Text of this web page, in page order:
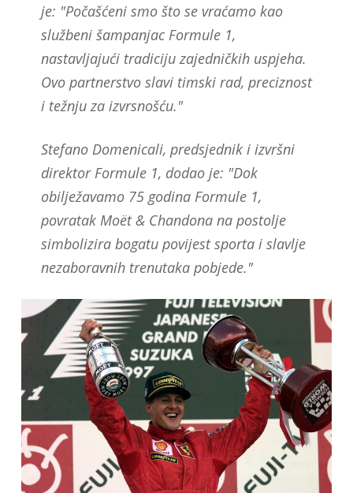
je: "Počašćeni smo što se vraćamo kao
službeni šampanjac Formule 1,
nastavljajući tradiciju zajedničkih uspjeha.
Ovo partnerstvo slavi timski rad, preciznost
i težnju za izvrsnošću."
Stefano Domenicali, predsjednik i izvršni
direktor Formule 1, dodao je: "Dok
obilježavamo 75 godina Formule 1,
povratak Moët & Chandona na postolje
simbolizira bogatu povijest sporta i slavlje
nezaboravnih trenutaka pobjede."